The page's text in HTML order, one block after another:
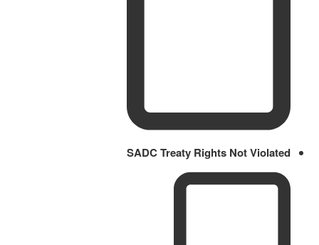
SADC Treaty Rights Not Violated